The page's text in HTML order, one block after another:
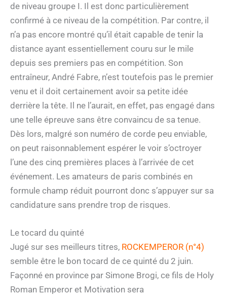
de niveau groupe I. Il est donc particulièrement
confirmé à ce niveau de la compétition. Par contre, il
n’a pas encore montré qu’il était capable de tenir la
distance ayant essentiellement couru sur le mile
depuis ses premiers pas en compétition. Son
entraîneur, André Fabre, n’est toutefois pas le premier
venu et il doit certainement avoir sa petite idée
derrière la tête. Il ne l’aurait, en effet, pas engagé dans
une telle épreuve sans être convaincu de sa tenue.
Dès lors, malgré son numéro de corde peu enviable,
on peut raisonnablement espérer le voir s’octroyer
l’une des cinq premières places à l’arrivée de cet
événement. Les amateurs de paris combinés en
formule champ réduit pourront donc s’appuyer sur sa
candidature sans prendre trop de risques.
Le tocard du quinté
Jugé sur ses meilleurs titres, ROCKEMPEROR (n°4)
semble être le bon tocard de ce quinté du 2 juin.
Façonné en province par Simone Brogi, ce fils de Holy
Roman Emperor et Motivation sera